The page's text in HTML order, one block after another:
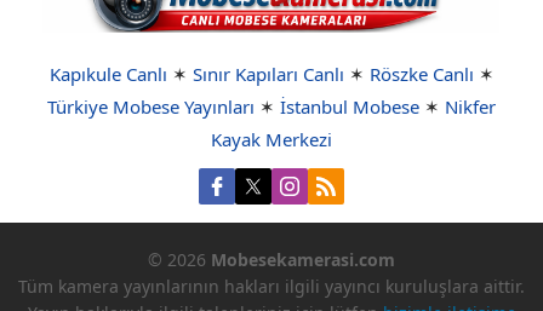
Kapıkule Canlı ✶ Sınır Kapıları Canlı ✶ Röszke Canlı ✶
Türkiye Mobese Yayınları ✶ İstanbul Mobese ✶ Nikfer
Kayak Merkezi
© 2026 Mobesekamerasi.com
Tüm kamera yayınlarının hakları ilgili yayıncı kuruluşlara aittir.